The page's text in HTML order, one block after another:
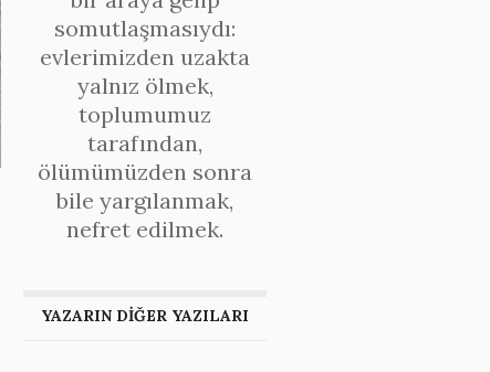
somutlaşmasıydı:
evlerimizden uzakta
yalnız ölmek,
toplumumuz
tarafından,
ölümümüzden sonra
bile yargılanmak,
nefret edilmek.
YAZARIN DİĞER YAZILARI